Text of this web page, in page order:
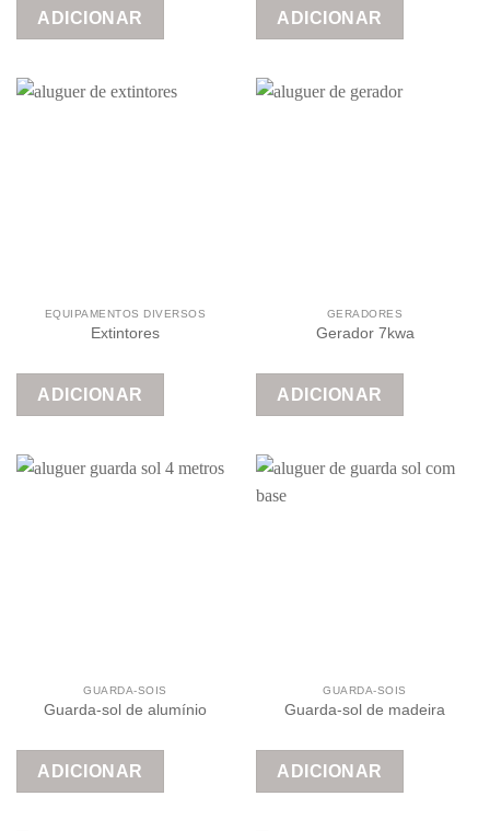
ADICIONAR ADICIONAR
EQUIPAMENTOS DIVERSOS
Extintores
ADICIONAR
GERADORES
Gerador 7kwa
ADICIONAR
GUARDA-SOIS
Guarda-sol de alumínio
ADICIONAR
GUARDA-SOIS
Guarda-sol de madeira
ADICIONAR